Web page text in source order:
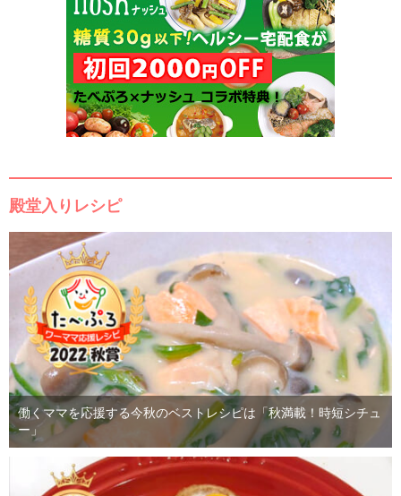
殿堂入りレシピ
働くママを応援する今秋のベストレシピは「秋満載！時短シチュ
ー」